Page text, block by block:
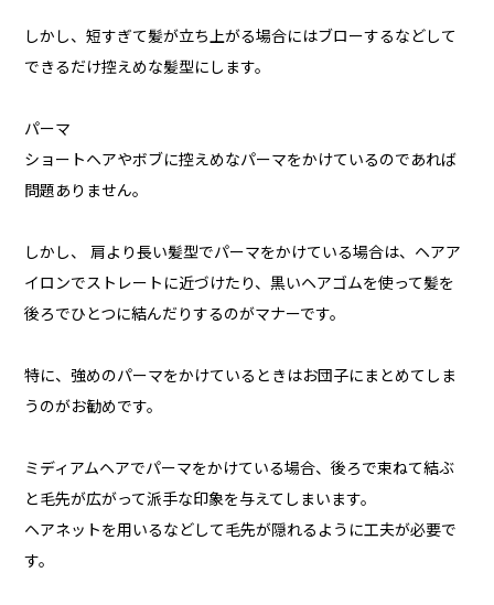
しかし、短すぎて髪が立ち上がる場合にはブローするなどして
できるだけ控えめな髪型にします。
パーマ
ショートヘアやボブに控えめなパーマをかけているのであれば
問題ありません。
しかし、 肩より長い髪型でパーマをかけている場合は、ヘアア
イロンでストレートに近づけたり、黒いヘアゴムを使って髪を
後ろでひとつに結んだりするのがマナーです。
特に、強めのパーマをかけているときはお団子にまとめてしま
うのがお勧めです。
ミディアムヘアでパーマをかけている場合、後ろで束ねて結ぶ
と毛先が広がって派手な印象を与えてしまいます。
ヘアネットを用いるなどして毛先が隠れるように工夫が必要で
す。